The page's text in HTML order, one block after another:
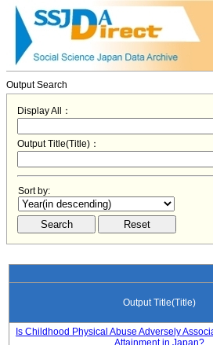
Output Search
Display All：
Output Title(Title)：
Sort by:
Output Title(Title)
Is Childhood Physical Abuse Adversely
Attainment in Japan?